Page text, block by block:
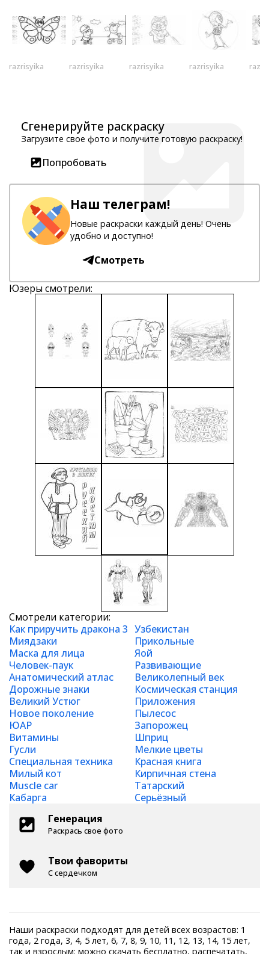
razrisyika razrisyika razrisyika razrisyika
Сгенерируйте раскраску
Загрузите свое фото и получите готовую раскраску!
Попробовать
Наш телеграм!
Новые раскраски каждый день! Очень
удобно и доступно!
Смотреть
Юзеры смотрели:
Смотрели категории:
Как приручить дракона 3 Узбекистан
Миядзаки
Прикольные
Маска для лица
Яой
Человек-паук
Развивающие
Анатомический атлас
Великолепный век
Дорожные знаки
Космическая станция
Великий Устюг
Приложения
Новое поколение
Пылесос
ЮАР
Запорожец
Витамины
Шприц
Гусли
Мелкие цветы
Специальная техника
Красная книга
Милый кот
Кирпичная стена
Muscle car
Татарский
Кабарга
Серьёзный
Генерация
Раскрась свое фото
Твои фавориты
С сердечком
Наши раскраски подходят для детей всех возрастов: 1
года, 2 года, 3, 4, 5 лет, 6, 7, 8, 9, 10, 11, 12, 13, 14, 15 лет,
так и взрослым: можно скачать бесплатно, распечатать,